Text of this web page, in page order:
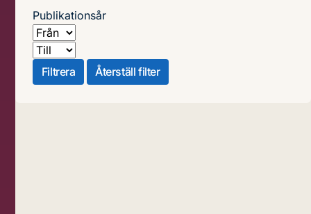
Publikationsår
Från
Till
Filtrera
Återställ filter